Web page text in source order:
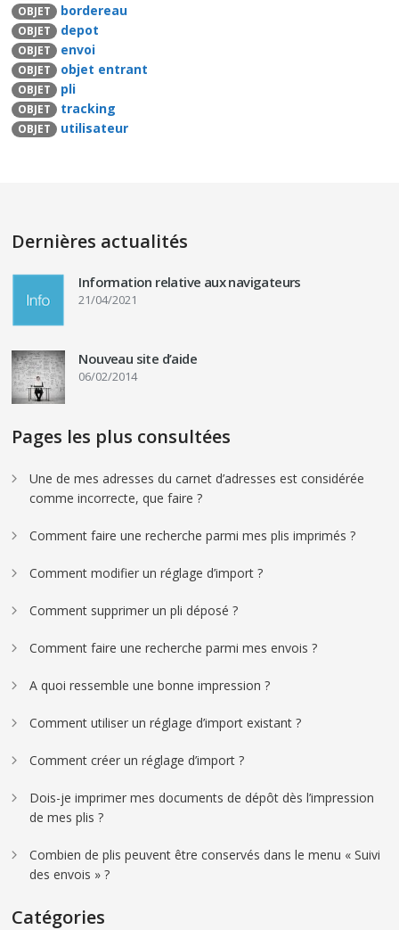
OBJET bordereau
OBJET depot
OBJET envoi
OBJET objet entrant
OBJET pli
OBJET tracking
OBJET utilisateur
Dernières actualités
Information relative aux navigateurs
21/04/2021
Nouveau site d’aide
06/02/2014
Pages les plus consultées
Une de mes adresses du carnet d’adresses est considérée
comme incorrecte, que faire ?
Comment faire une recherche parmi mes plis imprimés ?
Comment modifier un réglage d’import ?
Comment supprimer un pli déposé ?
Comment faire une recherche parmi mes envois ?
A quoi ressemble une bonne impression ?
Comment utiliser un réglage d’import existant ?
Comment créer un réglage d’import ?
Dois-je imprimer mes documents de dépôt dès l’impression
de mes plis ?
Combien de plis peuvent être conservés dans le menu « Suivi
des envois » ?
Catégories